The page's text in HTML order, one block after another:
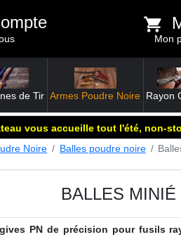
Mon
de Tir Armes Poudre Noire Rayon
vous accueille tout l'été, non-
Noire Balles poudre noire
BALLES
PN de précision pour fusils